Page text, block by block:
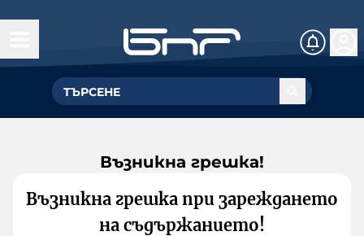
Възникна грешка!
Възникна грешка при зареждането
на съдържанието!